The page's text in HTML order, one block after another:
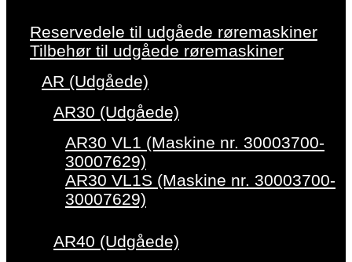
Reservedele til udgåede røremaskiner
Tilbehør til udgåede røremaskiner
AR (Udgåede)
AR30 (Udgåede)
AR30 VL1 (Maskine nr. 30003700-
30007629)
AR30 VL1S (Maskine nr. 30003700-
30007629)
AR40 (Udgåede)